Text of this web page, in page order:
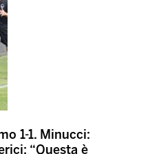
1-1. Minucci:
“Questa è